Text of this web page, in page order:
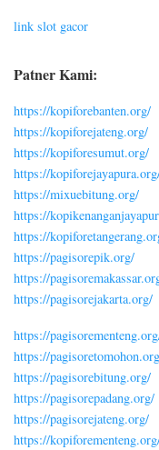
link slot gacor
Patner Kami:
https://kopiforebanten.org/
https://kopiforejateng.org/
https://kopiforesumut.org/
https://
https://mixuebitung.org/
https://
https://
https://pagisorepik.org/
https://
https://pagisorejakarta.org/
https://
https://
https://pagisorebitung.org/
https://pagisorepadang.org/
https://pagisorejateng.org/
https://